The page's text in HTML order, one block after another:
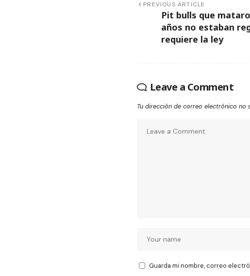
PREVIOUS ARTICLE
Pit bulls que
años no estaban
requiere la ley
Leave a Comment
Tu dirección de correo electrónico no
Guarda mi nombre, correo